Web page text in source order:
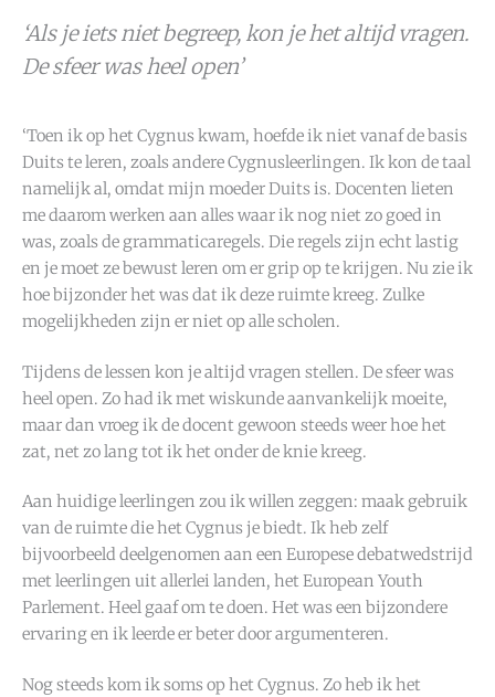
‘Als je iets niet begreep, kon je het altijd vragen.
De sfeer was heel open’
‘Toen ik op het Cygnus kwam, hoefde ik niet vanaf de basis
Duits te leren, zoals andere Cygnusleerlingen. Ik kon de taal
namelijk al, omdat mijn moeder Duits is. Docenten lieten
me daarom werken aan alles waar ik nog niet zo goed in
was, zoals de grammaticaregels. Die regels zijn echt lastig
en je moet ze bewust leren om er grip op te krijgen. Nu zie ik
hoe bijzonder het was dat ik deze ruimte kreeg. Zulke
mogelijkheden zijn er niet op alle scholen.
Tijdens de lessen kon je altijd vragen stellen. De sfeer was
heel open. Zo had ik met wiskunde aanvankelijk moeite,
maar dan vroeg ik de docent gewoon steeds weer hoe het
zat, net zo lang tot ik het onder de knie kreeg.
Aan huidige leerlingen zou ik willen zeggen: maak gebruik
van de ruimte die het Cygnus je biedt. Ik heb zelf
bijvoorbeeld deelgenomen aan een Europese debatwedstrijd
met leerlingen uit allerlei landen, het European Youth
Parlement. Heel gaaf om te doen. Het was een bijzondere
ervaring en ik leerde er beter door argumenteren.
Nog steeds kom ik soms op het Cygnus. Zo heb ik het